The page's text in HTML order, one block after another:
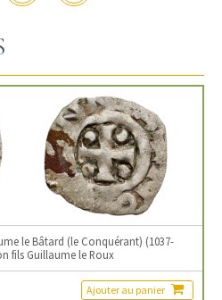
le Bâtard (le Conquérant) (1037-
fils Guillaume le Roux
Ajouter au panier